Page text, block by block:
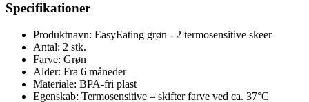
Specifikationer
Produktnavn: EasyEating grøn - 2 termosensitive skeer
Antal: 2 stk.
Farve: Grøn
Alder: Fra 6 måneder
Materiale: BPA-fri plast
Egenskab: Termosensitive – skifter farve ved ca. 37°C